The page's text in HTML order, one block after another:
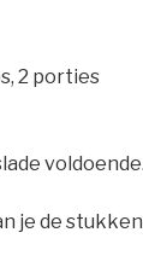
2 porties
je de stukken